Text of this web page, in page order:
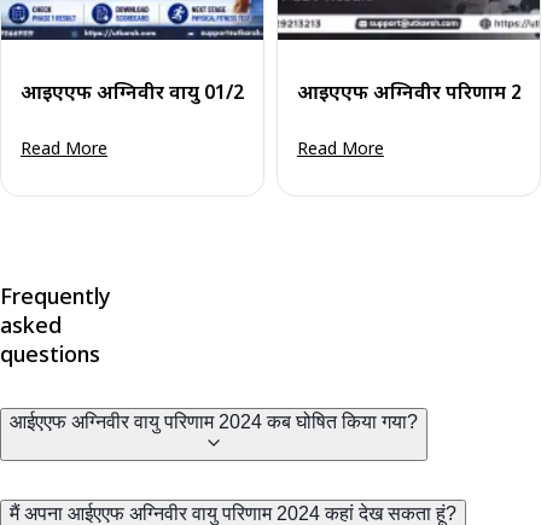
आईएएफ अग्निवीर वायु 01/2027 परिणाम जारी: फेज 1 परिणाम
Read More
आईएएफ अग्निवीर परिणाम
Read More
Frequently
asked
questions
आईएएफ अग्निवीर वायु परिणाम 2024 कब घोषित किया गया?
मैं अपना आईएएफ अग्निवीर वायु परिणाम 2024 कहां देख सकता हूं?